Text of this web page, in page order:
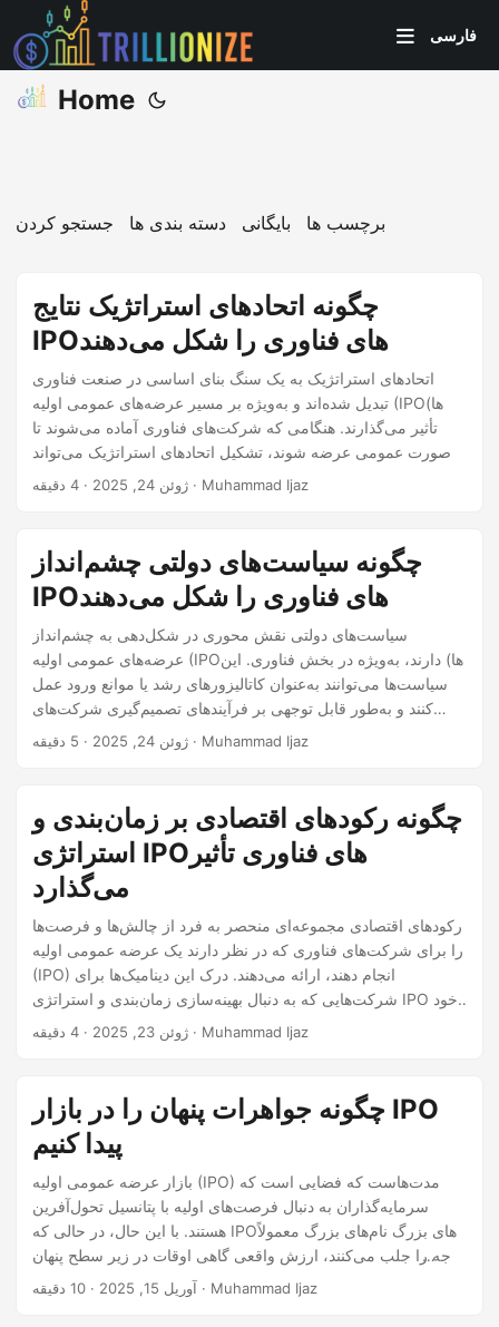
فارسی
Home
جستجو کردن دسته بندی ها بایگانی برچسب ها
چگونه اتحادهای استراتژیک نتایج
IPOهای فناوری را شکل می‌دهند
اتحادهای استراتژیک به یک سنگ بنای اساسی در صنعت فناوری
تبدیل شده‌اند و به‌ویژه بر مسیر عرضه‌های عمومی اولیه (IPOها)
تأثیر می‌گذارند. هنگامی که شرکت‌های فناوری آماده می‌شوند تا
به‌صورت عمومی عرضه شوند، تشکیل اتحادهای استراتژیک می‌تواند
تأثیر قابل توجهی بر نتایج IPO آنها داشته باشد، از ارزیابی تا اعتماد
مجموعه‌ای از اهداف توافق‌شده را دنبال کنند در حالی که
سازمان‌های مستقل باقی می‌مانند.
ژوئن 24, 2025 · 4 دقیقه · Muhammad Ijaz
چگونه سیاست‌های دولتی چشم‌انداز
IPOهای فناوری را شکل می‌دهند
سیاست‌های دولتی نقش محوری در شکل‌دهی به چشم‌انداز
عرضه‌های عمومی اولیه (IPOها) دارند، به‌ویژه در بخش فناوری. این
سیاست‌ها می‌توانند به‌عنوان کاتالیزورهای رشد یا موانع ورود عمل
کنند و به‌طور قابل توجهی بر فرآیندهای تصمیم‌گیری شرکت‌های
فناوری که در نظر دارند عمومی شوند، تأثیر بگذارند. درک
ژوئن 24, 2025 · 5 دقیقه · Muhammad Ijaz
چگونه رکودهای اقتصادی بر زمان‌بندی و
استراتژی IPOهای فناوری تأثیر
می‌گذارد
رکودهای اقتصادی مجموعه‌ای منحصر به فرد از چالش‌ها و فرصت‌ها
را برای شرکت‌های فناوری که در نظر دارند یک عرضه عمومی اولیه
(IPO) انجام دهند، ارائه می‌دهند. درک این دینامیک‌ها برای
شرکت‌هایی که به دنبال بهینه‌سازی زمان‌بندی و استراتژی IPO خود
هستند، حیاتی است. درک رکودهای اقتصادی رکودهای اقتصادی که با
بازارهای مالی بگذارند.
ژوئن 23, 2025 · 4 دقیقه · Muhammad Ijaz
چگونه جواهرات پنهان را در بازار IPO
پیدا کنیم
بازار عرضه عمومی اولیه (IPO) مدت‌هاست که فضایی است که
سرمایه‌گذاران به دنبال فرصت‌های اولیه با پتانسیل تحول‌آفرین
هستند. با این حال، در حالی که IPOهای بزرگ نام‌های بزرگ معمولاً
توجه را جلب می‌کنند، ارزش واقعی گاهی اوقات در زیر سطح پنهان
است. جواهرات پنهان—شرکت‌هایی با اصول محکم، پتانسیل رشد
آوریل 15, 2025 · 10 دقیقه · Muhammad Ijaz